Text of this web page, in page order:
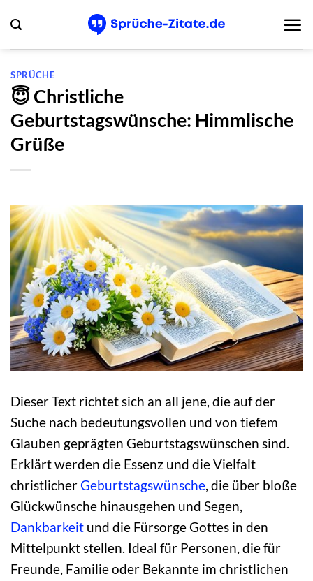
Inhalt
springen
SPRÜCHE
😇 Christliche
Geburtstagswünsche: Himmlische
Grüße
Dieser Text richtet sich an all jene, die auf der
Suche nach bedeutungsvollen und von tiefem
Glauben geprägten Geburtstagswünschen sind.
Erklärt werden die Essenz und die Vielfalt
christlicherGeburtstagswünsche, die über bloße
Glückwünsche hinausgehen und Segen,
Dankbarkeit und die Fürsorge Gottes in den
Mittelpunkt stellen. Ideal für Personen, die für
Freunde, Familie oder Bekannte im christlichen